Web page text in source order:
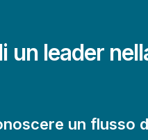
un leader
un flusso